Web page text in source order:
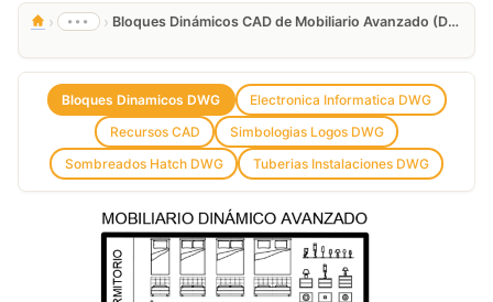
› ••• › Bloques Dinámicos CAD de Mobiliario Avanzado (DWG)
Bloques Dinamicos DWG
Electronica Informatica DWG
Recursos CAD
Simbologias Logos DWG
Sombreados Hatch DWG
Tuberias Instalaciones DWG